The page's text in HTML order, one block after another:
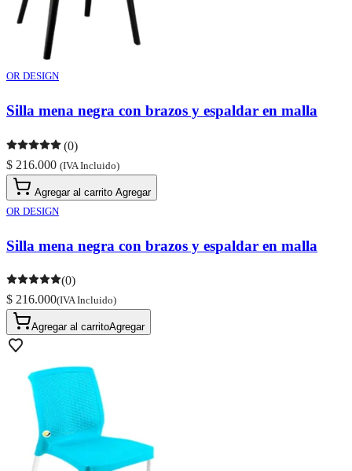
OR DESIGN
Silla mena negra con brazos y espaldar en malla
(0)
$ 216.000 (IVA Incluido)
Agregar al carrito Agregar
OR DESIGN
Silla mena negra con brazos y espaldar en malla
(0)
$ 216.000(IVA Incluido)
Agregar al carritoAgregar